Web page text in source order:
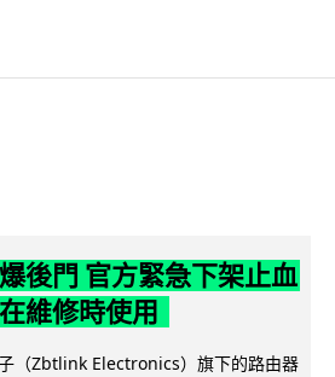
後門 官方緊急下架止血
維修時使用
（Zbtlink Electronics）旗下的路由器